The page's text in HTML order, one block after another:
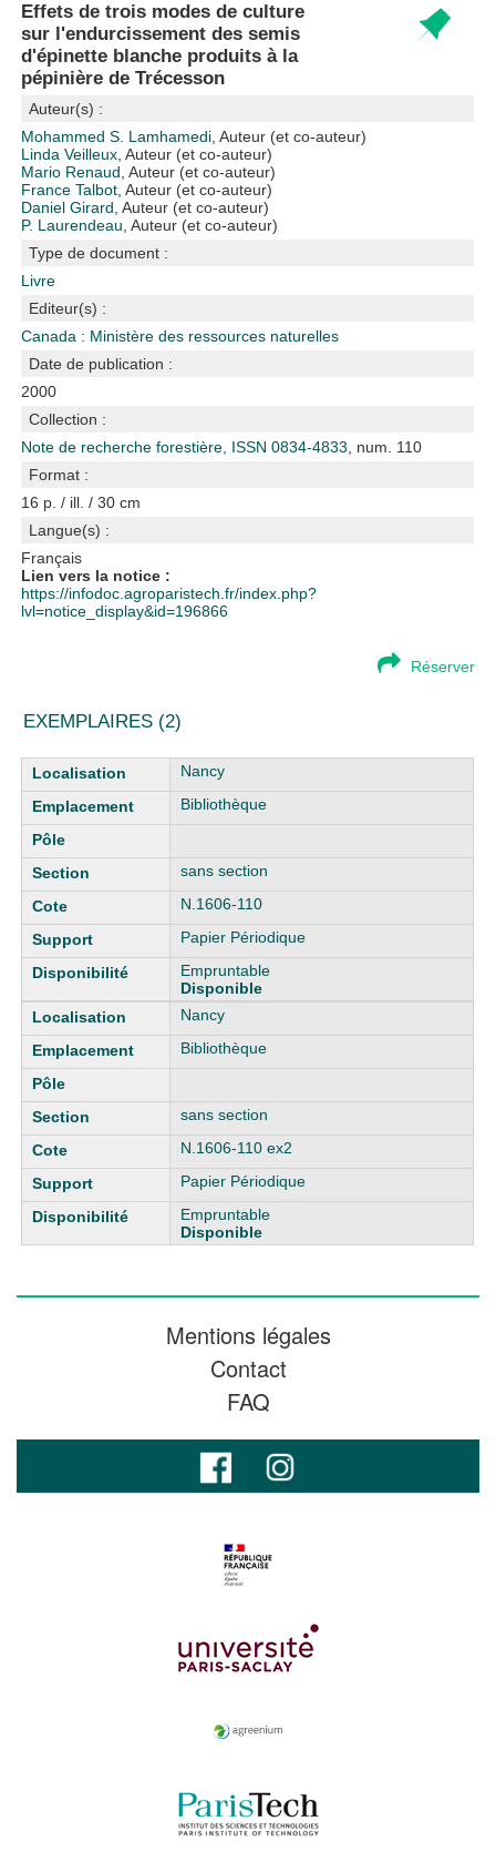
Effets de trois modes de culture
sur l'endurcissement des semis
d'épinette blanche produits à la
pépinière de Trécesson
Auteur(s) :
Mohammed S. Lamhamedi , Auteur (et co-auteur)
Linda Veilleux , Auteur (et co-auteur)
Mario Renaud , Auteur (et co-auteur)
France Talbot , Auteur (et co-auteur)
Daniel Girard , Auteur (et co-auteur)
P. Laurendeau , Auteur (et co-auteur)
Type de document :
Livre
Editeur(s) :
Canada : Ministère des ressources naturelles
Date de publication :
2000
Collection :
Note de recherche forestière, ISSN 0834-4833 , num. 110
Format :
16 p. / ill. / 30 cm
Langue(s) :
Français
Lien vers la notice :
https://infodoc.agroparistech.fr/index.php?
lvl=notice_display&id=196866
Réserver
EXEMPLAIRES (2)
Liste des exemplaires
Nancy
Bibliothèque
sans section
N.1606-110
Papier Périodique
Empruntable
Disponible
Nancy
Bibliothèque
sans section
N.1606-110 ex2
Papier Périodique
Empruntable
Disponible
Mentions légales
Contact
FAQ